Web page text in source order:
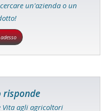
un'azienda o un
risponde
Vita agli agricoltori